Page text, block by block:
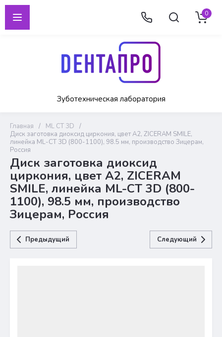
Зуботехническая лаборатория
0
Главная / ML CT 3D
/
Диск заготовка диоксид циркония, цвет A2, ZICERAM SMILE,
линейка ML-CT 3D (800-1100), 98.5 мм, производство Зицерам,
Россия
Диск заготовка диоксид
циркония, цвет A2, ZICERAM
SMILE, линейка ML-CT 3D (800-
1100), 98.5 мм, производство
Зицерам, Россия
Предыдущий Следующий